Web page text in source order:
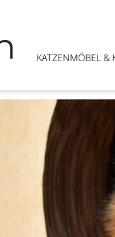
KATZENMÖBEL &